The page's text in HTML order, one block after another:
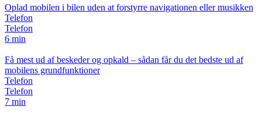
Oplad mobilen i bilen uden at forstyrre navigationen eller musikken
Telefon
Telefon
6 min
Få mest ud af beskeder og opkald – sådan får du det bedste ud af
mobilens grundfunktioner
Telefon
Telefon
7 min